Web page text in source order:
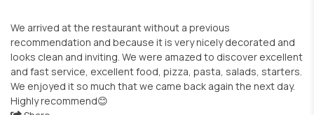
We arrived at the restaurant without a previous
recommendation and because it is very nicely decorated and
looks clean and inviting. We were amazed to discover excellent
and fast service, excellent food, pizza, pasta, salads, starters.
We enjoyed it so much that we came back again the next day.
Highly recommend😊